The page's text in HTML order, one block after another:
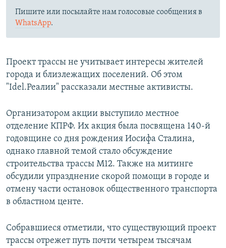
Пишите или посылайте нам голосовые сообщения в
WhatsApp.
Проект трассы не учитывает интересы жителей
города и близлежащих поселений. Об этом
"Idel.Реалии" рассказали местные активисты.
Организатором акции выступило местное
отделение КПРФ. Их акция была посвящена 140-й
годовщине со дня рождения Иосифа Сталина,
однако главной темой стало обсуждение
строительства трассы М12. Также на митинге
обсудили упразднение скорой помощи в городе и
отмену части остановок общественного транспорта
в областном центе.
Собравшиеся отметили, что существующий проект
трассы отрежет путь почти четырем тысячам